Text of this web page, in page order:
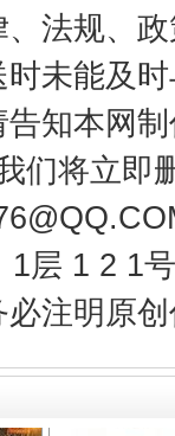
法规、
未能及
知本网
们将立即
1层 1 2 1
注明原
一